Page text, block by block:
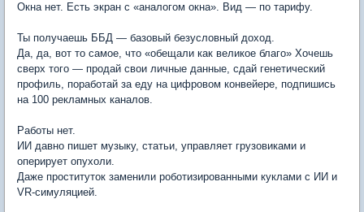
Окна нет. Есть экран с «аналогом окна». Вид — по тарифу.
Ты получаешь ББД — базовый безусловный доход.
Да, да, вот то самое, что «обещали как великое благо» Хочешь
сверх того — продай свои личные данные, сдай генетический
профиль, поработай за еду на цифровом конвейере, подпишись
на 100 рекламных каналов.
Работы нет.
ИИ давно пишет музыку, статьи, управляет грузовиками и
оперирует опухоли.
Даже проституток заменили роботизированными куклами с ИИ и
VR-симуляцией.